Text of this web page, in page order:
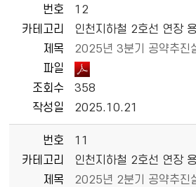
번호
12
카테고리
인천지하철 2호선 연장
제목
2025년 3분기 공약추진
파일
조회수
358
작성일
2025.10.21
번호
11
카테고리
인천지하철 2호선 연장
제목
2025년 2분기 공약추진